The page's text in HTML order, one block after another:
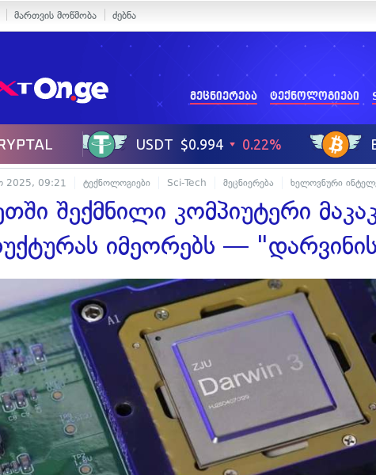
მართვის მოწმობა ძებნა
მეცნიერება ტექნოლოგიები
2025, 09:21 ტექნოლოგიები Sci-Tech მეცნიერება ხელოვნური
შექმნილი კომპიუტერი
იმეორებს — "დარვინის